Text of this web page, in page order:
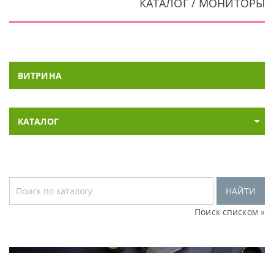
КАТАЛОГ / МОНИТОРЫ
ВИТРИНА
КАТАЛОГ
НАЙТИ
Поиск списком »